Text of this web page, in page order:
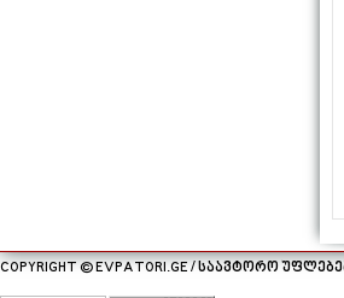
COPYRIGHT © EVPATORI.GE / საავტორო